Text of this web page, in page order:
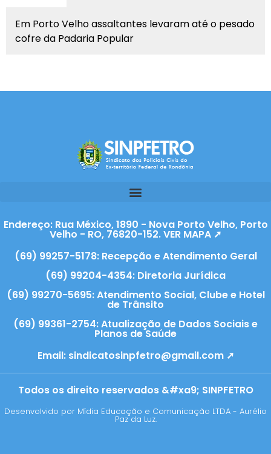
Em Porto Velho assaltantes levaram até o pesado
cofre da Padaria Popular
Endereço: Rua México, 1890 - Nova Porto Velho, Porto
Velho - RO, 76820-152. VER MAPA ➚
(69) 99257-5178: Recepção e Atendimento Geral
(69) 99204-4354: Diretoria Jurídica
(69) 99270-5695: Atendimento Social, Clube e Hotel
de Trânsito
(69) 99361-2754: Atualização de Dados Sociais e
Planos de Saúde
Email: sindicatosinpfetro@gmail.com ➚
Todos os direito reservados &#xa9; SINPFETRO
Desenvolvido por Mídia Educação e Comunicação LTDA - Aurélio
Paz da Luz.